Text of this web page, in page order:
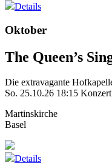
Details
Oktober
The Queen’s
Die extravagante
So. 25.10.26 18:15 Konzert
Martinskirche
Basel
Details